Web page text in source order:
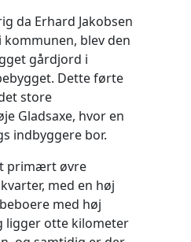
da Erhard Jakobsen
blev den
gårdjord i
Dette førte
store
Gladsaxe, hvor en
indbyggere bor.
primært øvre
med en høj
med høj
ligger otte kilometer